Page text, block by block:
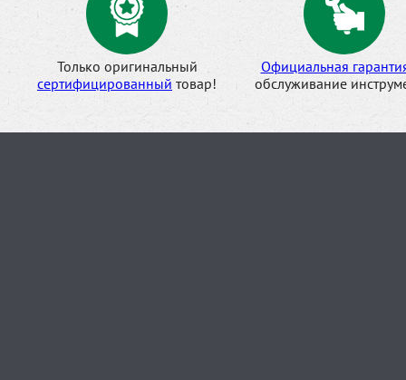
Только оригинальный
сертифицированный товар!
Официальная
обслуживание